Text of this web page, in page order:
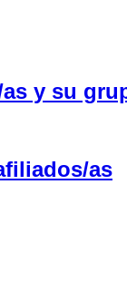
y su
as